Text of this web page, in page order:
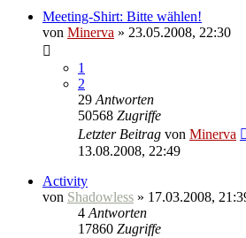
Meeting-Shirt: Bitte wählen!
von Minerva » 23.05.2008, 22:30
1
2
29 Antworten
50568 Zugriffe
Letzter Beitrag von Minerva
13.08.2008, 22:49
Activity
von Shadowless » 17.03.2008,
4 Antworten
17860 Zugriffe